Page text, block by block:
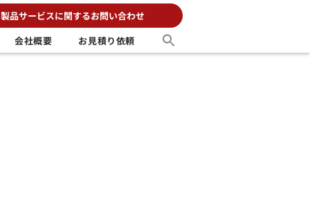
製品サービスに関するお問い合わせ
会社概要
お見積り依頼